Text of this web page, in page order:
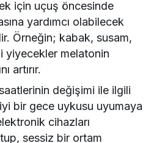
için uçuş öncesinde
yardımcı olabilecek
Örneğin; kabak, susam,
yiyecekler melatonin
artırır.
değişimi ile ilgili
bir gece uykusu uyumaya
cihazları
sessiz bir ortam